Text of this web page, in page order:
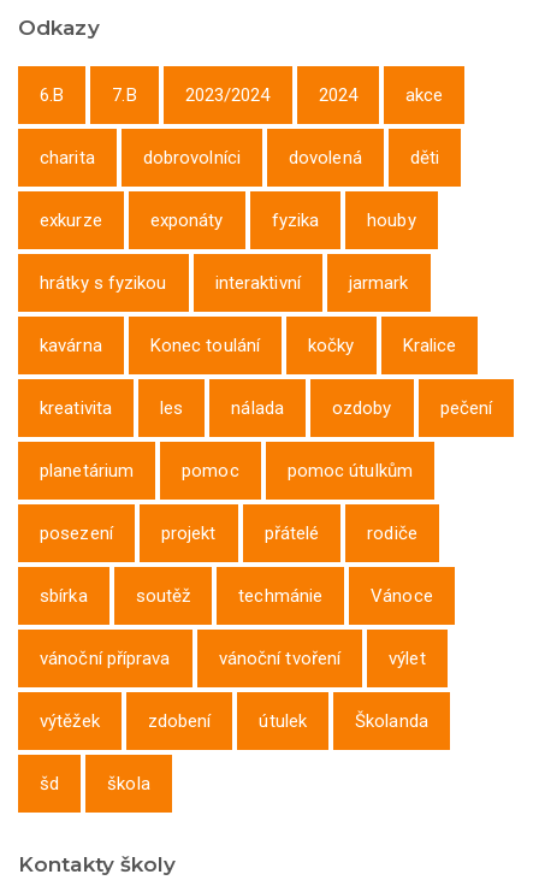
Odkazy
6.B 7.B 2023/2024 2024 akce
charita dobrovolníci dovolená děti
exkurze exponáty fyzika houby
hrátky s fyzikou interaktivní jarmark
kavárna Konec toulání kočky Kralice
kreativita les nálada ozdoby pečení
planetárium pomoc pomoc útulkům
posezení projekt přátelé rodiče
sbírka soutěž techmánie Vánoce
vánoční příprava vánoční tvoření výlet
výtěžek zdobení útulek Školanda
šd škola
Kontakty školy